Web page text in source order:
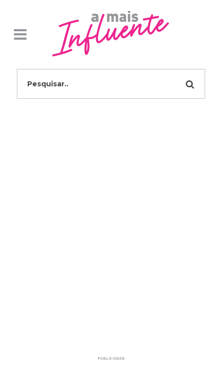
PUBLICIDADE